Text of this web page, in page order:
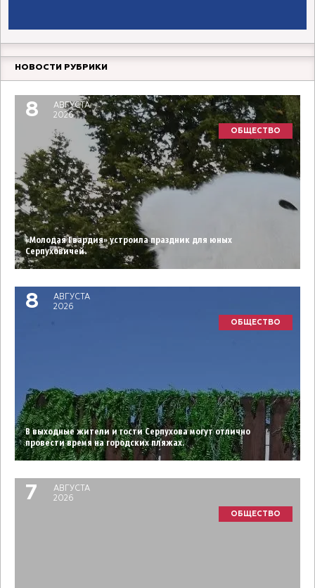
НОВОСТИ РУБРИКИ
8
АВГУСТА
2026
ОБЩЕСТВО
«Молодая Гвардия» устроила праздник для юных
Серпуховичей.
8
АВГУСТА
2026
ОБЩЕСТВО
В выходные жители и гости Серпухова могут отлично
провести время на городских пляжах.
7
АВГУСТА
2026
ОБЩЕСТВО